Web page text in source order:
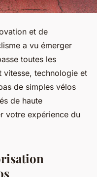
et de
a vu émerger
toutes les
vitesse, technologie et
de simples vélos
de haute
votre expérience du